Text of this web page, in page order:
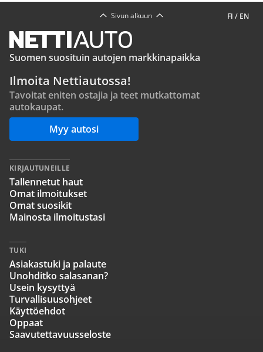
FI / EN
Sivun alkuun
Suomen suosituin autojen markkinapaikka
Ilmoita Nettiautossa!
Tavoitat eniten ostajia ja teet mutkattomat
autokaupat.
Myy autosi
KIRJAUTUNEILLE
Tallennetut haut
Omat ilmoitukset
Omat suosikit
Mainosta ilmoitustasi
TUKI
Asiakastuki ja palaute
Unohditko salasanan?
Usein kysyttyä
Turvallisuusohjeet
Käyttöehdot
Oppaat
Saavutettavuusseloste